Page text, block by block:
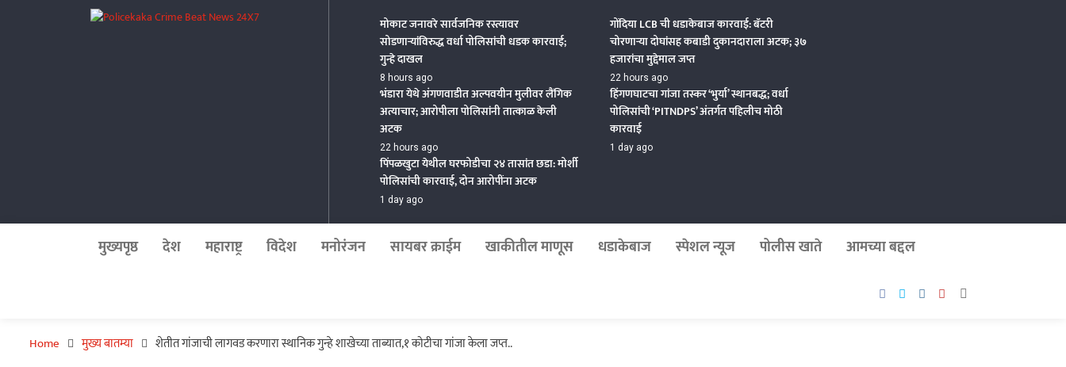
Policekaka Crime Beat News 24X7
मोकाट जनावरे सार्वजनिक रस्त्यावर
सोडणाऱ्यांविरुद्ध वर्धा पोलिसांची धडक कारवाई;
गुन्हे दाखल
8 hours ago
गोंदिया LCB ची धडाकेबाज कारवाई: बॅटरी
चोरणाऱ्या दोघांसह कबाडी दुकानदाराला अटक; ३७
हजारांचा मुद्देमाल जप्त
22 hours ago
भंडारा येथे अंगणवाडीत अल्पवयीन मुलीवर लैंगिक
अत्याचार; आरोपीला पोलिसांनी तात्काळ केली
अटक
22 hours ago
हिंगणघाटचा गांजा तस्कर ‘भुर्या’ स्थानबद्ध; वर्धा
पोलिसांची ‘PITNDPS’ अंतर्गत पहिलीच मोठी
कारवाई
1 day ago
पिंपळखुटा येथील घरफोडीचा २४ तासांत छडा: मोर्शी
पोलिसांची कारवाई, दोन आरोपींना अटक
1 day ago
मुख्यपृष्ठ देश महाराष्ट्र विदेश मनोरंजन सायबर क्राईम खाकीतील माणूस धडाकेबाज स्पेशल न्यूज पोलीस खाते आमच्या बद्दल
Home मुख्य बातम्या शेतीत गांजाची लागवड करणारा स्थानिक गुन्हे शाखेच्या ताब्यात,१ कोटीचा गांजा केला जप्त..